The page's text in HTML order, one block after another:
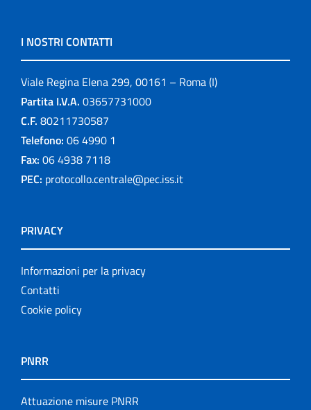
I NOSTRI CONTATTI
Viale Regina Elena 299, 00161 – Roma (I)
Partita I.V.A. 03657731000
C.F. 80211730587
Telefono: 06 4990 1
Fax: 06 4938 7118
PEC: protocollo.centrale@pec.iss.it
PRIVACY
Informazioni per la privacy
Contatti
Cookie policy
PNRR
Attuazione misure PNRR